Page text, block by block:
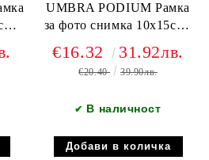
UMBRA PODIUM Рамка
за фото снимка 10х15см.,
€16.32 31.92лв.
€20.40 39.90лв.
✔ В наличност